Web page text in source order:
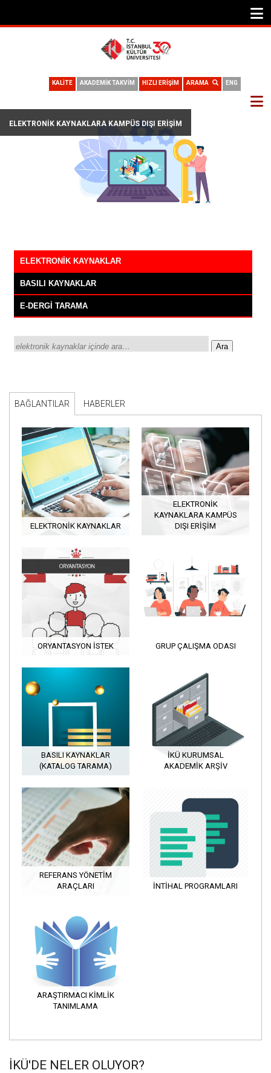
ENG
ARAMA
HIZLI ERİŞİM
AKADEMİK TAKVİM
KALİTE
ELEKTRONIK KAYNAKLARA KAMPÜS DIŞI ERIŞIM
BAĞLANTILAR HABERLER
ELEKTRONIK KAYNAKLAR
ELEKTRONİK
KAYNAKLARA KAMPÜS
DIŞI ERİŞİM
ORYANTASYON İSTEK GRUP ÇALIŞMA ODASI
BASILI KAYNAKLAR
(KATALOG TARAMA)
İKÜ KURUMSAL
AKADEMIK ARŞIV
REFERANS YÖNETIM
ARAÇLARI
İNTIHAL PROGRAMLARI
ARAŞTIRMACI KIMLIK
TANIMLAMA
İKÜ'DE NELER OLUYOR?